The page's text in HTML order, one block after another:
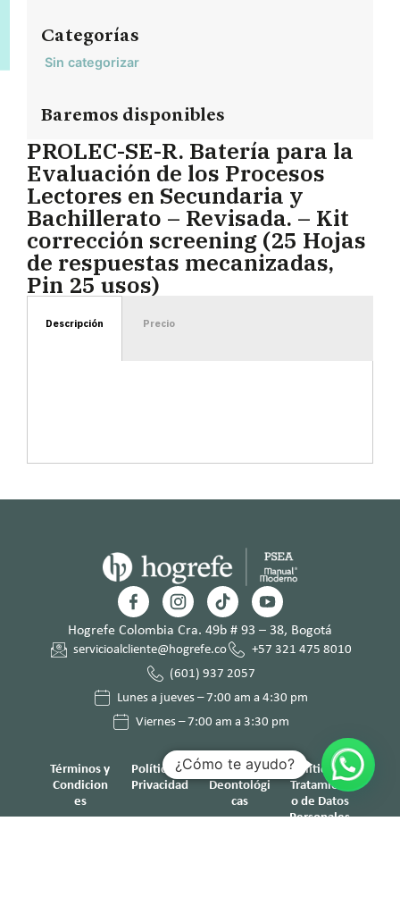
Categorías
Sin categorizar
Baremos disponibles
PROLEC-SE-R. Batería para la
Evaluación de los Procesos
Lectores en Secundaria y
Bachillerato – Revisada. – Kit
corrección screening (25 Hojas
de respuestas mecanizadas,
Pin 25 usos)
Descripción Precio
Hogrefe Colombia Cra. 49b # 93 – 38, Bogotá
servicioalcliente@hogrefe.co
+57 321 475 8010
(601) 937 2057
Lunes a jueves – 7:00 am a 4:30 pm
Viernes – 7:00 am a 3:30 pm
Términos y
Condicion
es
Política de
Privacidad
Normas
Deontológi
cas
Política de
Tratamient
o de Datos
Personales
¿Cómo te ayudo?